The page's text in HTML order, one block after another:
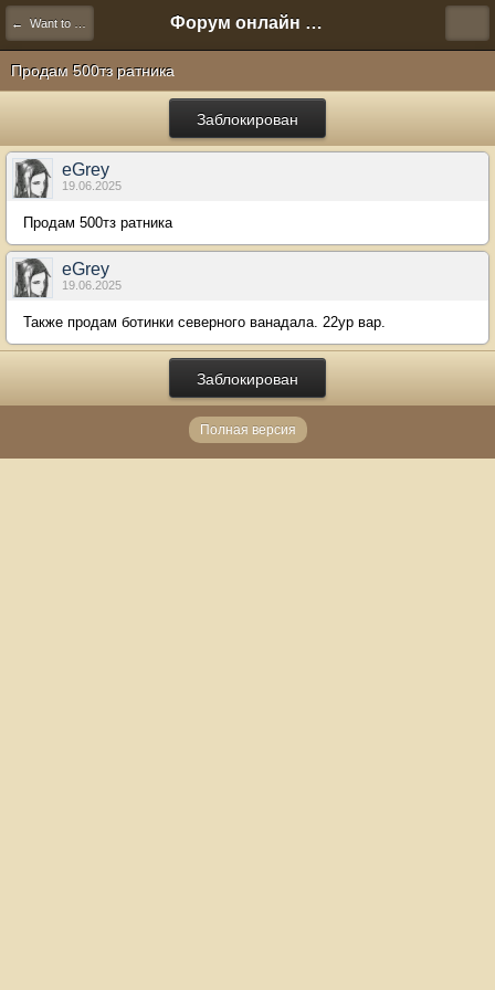
← Want to Sell Форум онлайн игры "Новая Эра" (Нюра Биз)
Продам 500тз ратника
Заблокирован
eGrey
19.06.2025
Продам 500тз ратника
eGrey
19.06.2025
Также продам ботинки северного ванадала. 22ур вар.
Заблокирован
Полная версия